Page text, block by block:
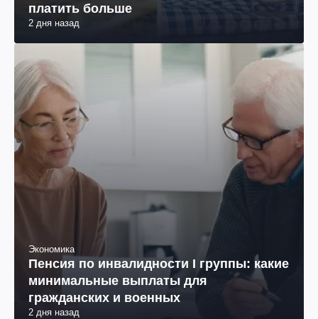
платить больше
2 дня назад
Экономика
Пенсия по инвалидности I группы: какие
минимальные выплаты для
гражданских и военных
2 дня назад